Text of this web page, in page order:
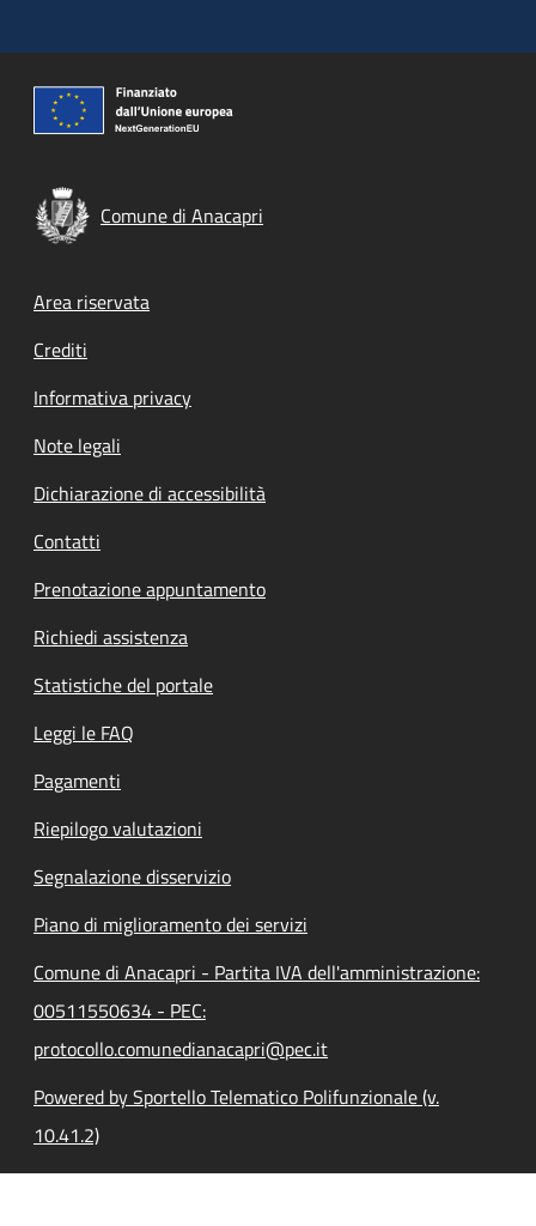
Comune di Anacapri
Footer menu
Area riservata
Crediti
Informativa privacy
Note legali
Dichiarazione di accessibilità
Contatti
Prenotazione appuntamento
Richiedi assistenza
Statistiche del portale
Leggi le FAQ
Pagamenti
Riepilogo valutazioni
Segnalazione disservizio
Piano di miglioramento dei servizi
Comune di Anacapri - Partita IVA dell'amministrazione:
00511550634 - PEC:
protocollo.comunedianacapri@pec.it
Powered by Sportello Telematico Polifunzionale (v.
10.41.2)